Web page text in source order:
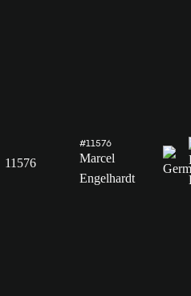
11576
#11576
Marcel
Engelhardt